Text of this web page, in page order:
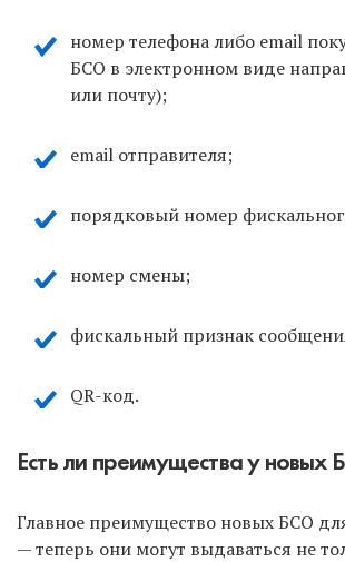
номер телефона либо email
БСО в электронном виде
или почту);
email отправителя;
порядковый номер
номер смены;
фискальный признак
QR-код.
Есть ли преимущества у новых
Главное преимущество новых БСО
— теперь они могут выдаваться не